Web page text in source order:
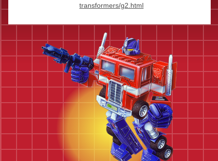
transformers/g2.html